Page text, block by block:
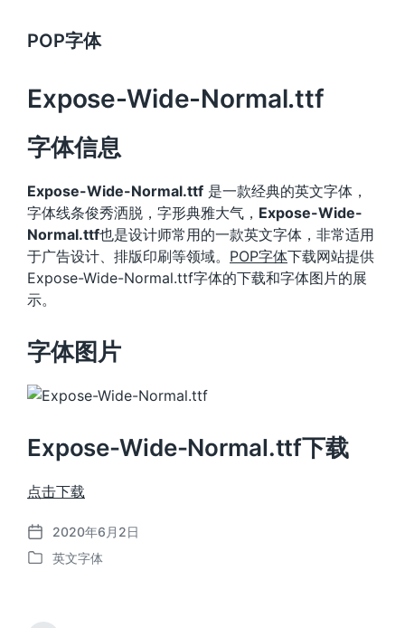
POP字体
Expose-Wide-Normal.ttf
字体信息
Expose-Wide-Normal.ttf 是一款经典的英文字体，
字体线条俊秀洒脱，字形典雅大气， Expose-Wide-
Normal.ttf也是设计师常用的一款英文字体，非常适用
于广告设计、排版印刷等领域。 POP字体下载网站提供
Expose-Wide-Normal.ttf字体的下载和字体图片的展
示。
字体图片
Expose-Wide-Normal.ttf下载
点击下载
发
布
2020年6月2日
发
英文字体